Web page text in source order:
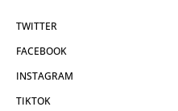
TWITTER
FACEBOOK
INSTAGRAM
TIKTOK